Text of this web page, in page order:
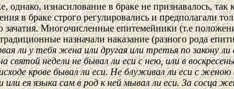
изнасилование в браке не признавалось, так
в браке строго регулировались и предполагали
Многочисленные епитемейники (т.е
назначали наказание (разного рода
ли у тебя жена или другая или третья по закону ли
недели не бывал ли еси с нею, или в
крове бывал ли еси. Не блуживал ли еси с женою
ея языка сам в род к ней мывал ли еси. За сосца